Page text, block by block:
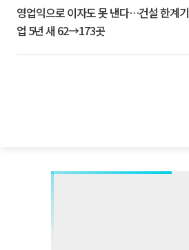
영업익으로 이자도 못 낸다…건설 한계기
업 5년 새 62→173곳